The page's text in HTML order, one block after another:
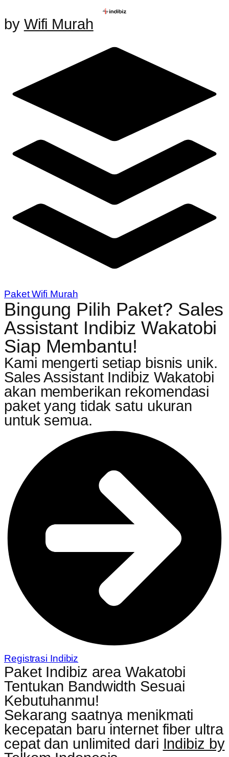
by Wifi Murah
Paket Wifi Murah
Bingung Pilih Paket? Sales
Assistant Indibiz Wakatobi
Siap Membantu!
Kami mengerti setiap bisnis unik.
Sales Assistant Indibiz Wakatobi
akan memberikan rekomendasi
paket yang tidak satu ukuran
untuk semua.
Registrasi Indibiz
Paket Indibiz area Wakatobi
Tentukan Bandwidth Sesuai
Kebutuhanmu!
Sekarang saatnya menikmati
kecepatan baru internet fiber ultra
cepat dan unlimited dari Indibiz by